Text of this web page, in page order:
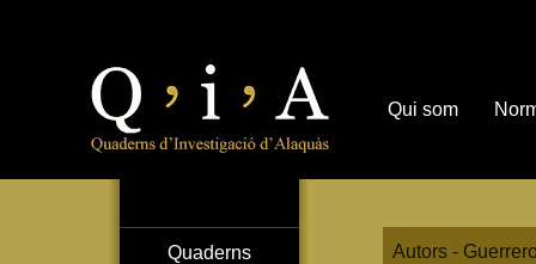
Quaderns Autors -
Qui som